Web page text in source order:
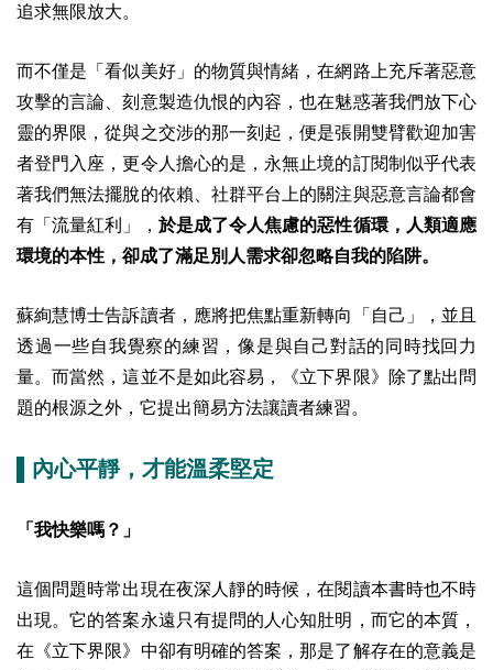
追求無限放大。
而不僅是「看似美好」的物質與情緒，在網路上充斥著惡意
攻擊的言論、刻意製造仇恨的內容，也在魅惑著我們放下心
靈的界限，從與之交涉的那一刻起，便是張開雙臂歡迎加害
者登門入座，更令人擔心的是，永無止境的訂閱制似乎代表
著我們無法擺脫的依賴、社群平台上的關注與惡意言論都會
有「流量紅利」， 於是成了令人焦慮的惡性循環，人類適應
環境的本性，卻成了滿足別人需求卻忽略自我的陷阱。
蘇絢慧博士告訴讀者，應將把焦點重新轉向「自己」，並且
透過一些自我覺察的練習，像是與自己對話的同時找回力
量。而當然，這並不是如此容易，《立下界限》除了點出問
題的根源之外，它提出簡易方法讓讀者練習。
▌內心平靜，才能溫柔堅定
「我快樂嗎？」
這個問題時常出現在夜深人靜的時候，在閱讀本書時也不時
出現。它的答案永遠只有提問的人心知肚明，而它的本質，
在《立下界限》中卻有明確的答案，那是了解存在的意義是